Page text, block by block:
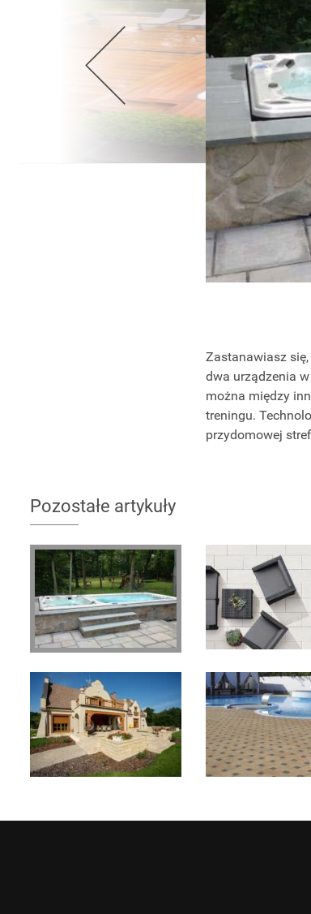
Wellnes
DIY
Zastanawiasz
dwa urządzenia
można między
treningu.
przydomowej
Pozostałe artykuły